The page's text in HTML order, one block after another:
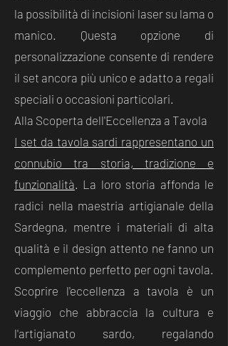
la possibilità di incisioni laser su lama o
manico. Questa opzione di
personalizzazione consente di rendere
il set ancora più unico e adatto a regali
speciali o occasioni particolari.
Alla Scoperta dell'Eccellenza a Tavola
I set da tavola sardi rappresentano un
connubio tra storia, tradizione e
funzionalità . La loro storia affonda le
radici nella maestria artigianale della
Sardegna, mentre i materiali di alta
qualità e il design attento ne fanno un
complemento perfetto per ogni tavola.
Scoprire l'eccellenza a tavola è un
viaggio che abbraccia la cultura e
l'artigianato sardo, regalando